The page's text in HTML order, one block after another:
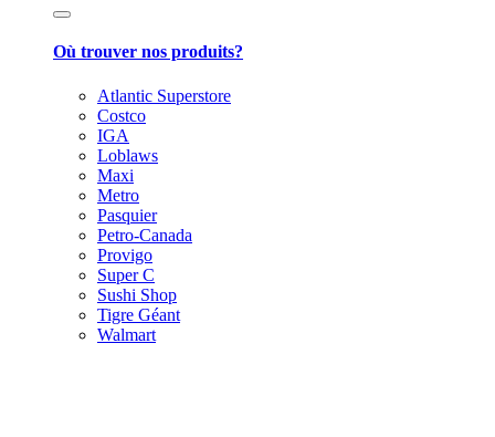
Où trouver nos produits?
Atlantic Superstore
Costco
IGA
Loblaws
Maxi
Metro
Pasquier
Petro-Canada
Provigo
Super C
Sushi Shop
Tigre Géant
Walmart